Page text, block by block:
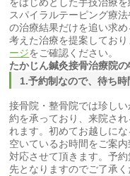
をはじめとした手技治療
スパイラルテーピング療
の治療結果だけを追い求
考えた治療を提案してお
ージをご確認ください。
たかじん鍼灸接骨治療院
1.予約制なので、待ち時
接骨院・整骨院では珍し
約を承っており、来院さ
れます。初めてお越しに
空いているお時間をご案
対応させて頂きます。予
先となりますのでご了承く